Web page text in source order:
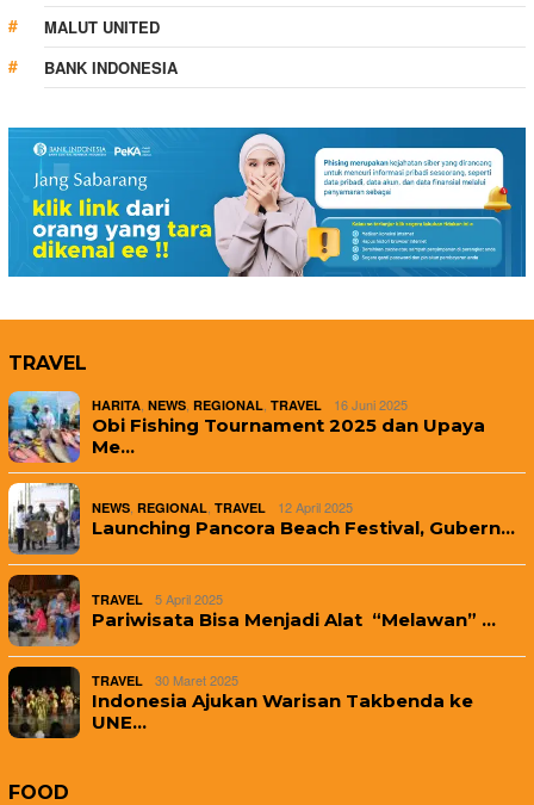
MALUT UNITED
BANK INDONESIA
TRAVEL
HARITA NEWS REGIONAL TRAVEL 16 Juni 2025
Obi Fishing Tournament 2025 dan Upaya
Me…
NEWS REGIONAL TRAVEL 12 April 2025
Launching Pancora Beach Festival, Gubern…
TRAVEL 5 April 2025
Pariwisata Bisa Menjadi Alat “Melawan” …
TRAVEL 30 Maret 2025
Indonesia Ajukan Warisan Takbenda ke
UNE…
FOOD